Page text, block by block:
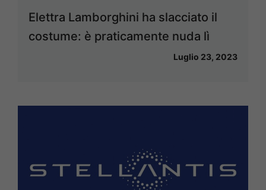
Elettra Lamborghini ha slacciato il
costume: è praticamente nuda lì
Luglio 23, 2023